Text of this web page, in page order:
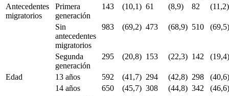
Antecedentes
migratorios
Primera
generación
143 (10,1) 61 (8,9) 82
Sin
antecedentes
migratorios
983 (69,2) 473 (68,9) 510
Segunda
generación
295 (20,8) 153 (22,3) 142
Edad 13 años 592 (41,7) 294 (42,8) 298
14 años
650 (45,7) 308 (44,8) 342